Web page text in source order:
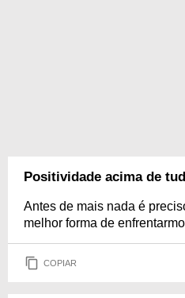
Positividade acima de
Antes de mais nada é
melhor forma de
COPIAR